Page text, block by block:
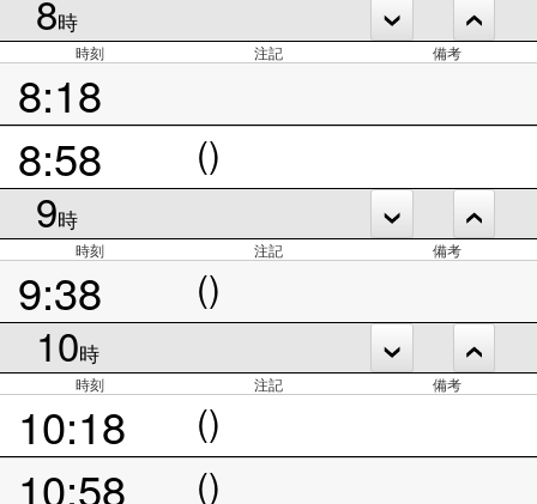
8時
時刻 注記 備考
8:18
8:58
()
9時
時刻 注記 備考
9:38 ()
10時
時刻 注記 備考
10:18 ()
10:58 ()